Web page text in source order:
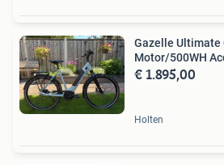
Gazelle Ultimate
Motor/500WH
€ 1.895,00
Holten